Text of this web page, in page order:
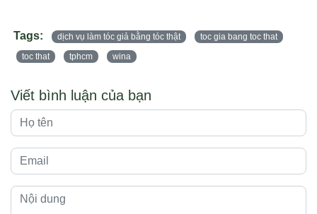
Tags: dịch vụ làm tóc giả bằng tóc thật
toc gia bang toc that
toc that
tphcm wina
Viết bình luận của bạn